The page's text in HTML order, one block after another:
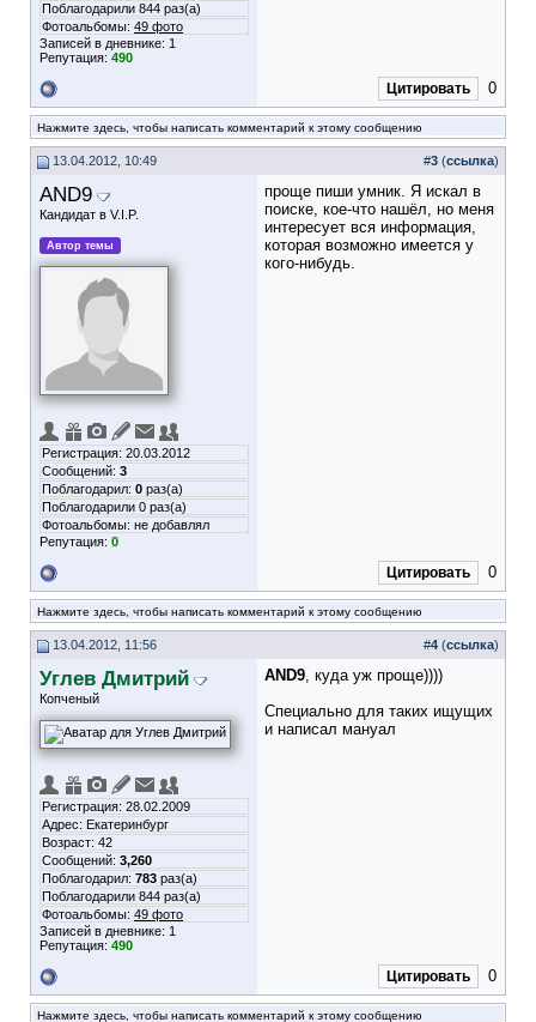
Поблагодарили 844 раз(а)
Фотоальбомы: 49 фото
Записей в дневнике: 1
Репутация: 490
Цитировать 0
Нажмите здесь, чтобы написать комментарий к этому сообщению
13.04.2012, 10:49 #3 (ссылка)
AND9
Кандидат в V.I.P.
Автор темы
Регистрация: 20.03.2012
Сообщений: 3
Поблагодарил: 0 раз(а)
Поблагодарили 0 раз(а)
Фотоальбомы: не добавлял
Репутация: 0
проще пиши умник. Я искал в
поиске, кое-что нашёл, но меня
интересует вся информация,
которая возможно имеется у
кого-нибудь.
Цитировать 0
Нажмите здесь, чтобы написать комментарий к этому сообщению
13.04.2012, 11:56 #4 (ссылка)
Углев Дмитрий
Копченый
Регистрация: 28.02.2009
Адрес: Екатеринбург
Возраст: 42
Сообщений: 3,260
Поблагодарил: 783 раз(а)
Поблагодарили 844 раз(а)
Фотоальбомы: 49 фото
Записей в дневнике: 1
Репутация: 490
AND9, куда уж проще))))
Специально для таких ищущих
и написал мануал
Цитировать 0
Нажмите здесь, чтобы написать комментарий к этому сообщению